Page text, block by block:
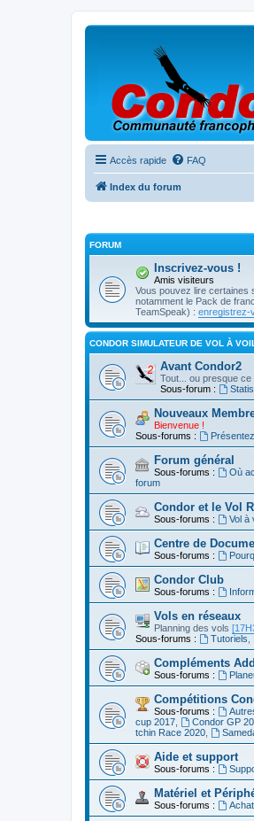
Accès rapide FAQ
Index du forum
FORUM
Inscrivez-vous !
Amis visiteurs
Vous pouvez lire certaines
notamment le Pack de
TeamSpeak) : enregistrez-
CONDOR SIMULATEUR DE VOL À
Avant Condor2
Tout... ou presque
Sous-forum :
Nouveaux
Bienvenue !
Sous-forums :
Forum général
Sous-forums : Où
forum
Condor et le Vol
Sous-forums : Vol à
Centre de
Sous-forums :
Condor Club
Sous-forums :
Vols en réseaux
Planning des vols
Sous-forums :
Tutoriels
Compléments
Sous-forums :
Compétitions
Sous-forums :
cup 2017
Condor GP
tchin Race 2020
Aide et support
Sous-forums :
Matériel et
Sous-forums :